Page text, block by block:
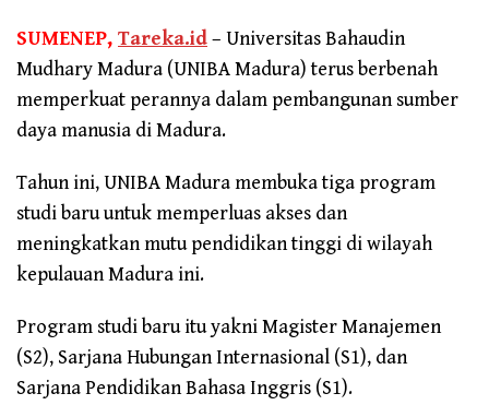
SUMENEP, Tareka.id– Universitas Bahaudin
Mudhary Madura (UNIBA Madura) terus berbenah
memperkuat perannya dalam pembangunan sumber
daya manusia di Madura.
Tahun ini, UNIBA Madura membuka tiga program
studi baru untuk memperluas akses dan
meningkatkan mutu pendidikan tinggi di wilayah
kepulauan Madura ini.
Program studi baru itu yakni Magister Manajemen
(S2), Sarjana Hubungan Internasional (S1), dan
Sarjana Pendidikan Bahasa Inggris (S1).